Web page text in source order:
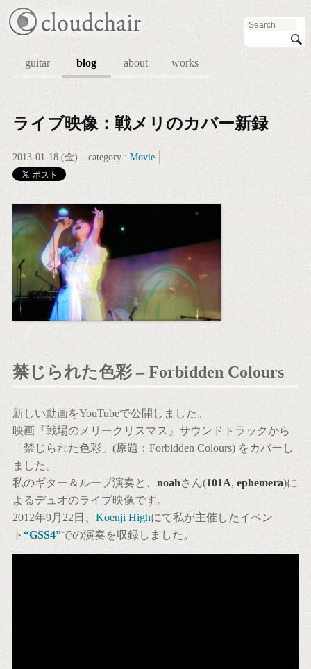
guitar blog about works
ライブ映像：戦メリのカバー新録
2013-01-18 (金) category : Movie
禁じられた色彩 – Forbidden Colours
新しい動画をYouTubeで公開しました。
映画『戦場のメリークリスマス』サウンドトラックから
「禁じられた色彩」(原題：Forbidden Colours) をカバーし
ました。
私のギター＆ループ演奏と、 noahさん(101A, ephemera)に
よるデュオのライブ映像です。
2012年9月22日、 Koenji Highにて私が主催したイベン
ト “GSS4”での演奏を収録しました。